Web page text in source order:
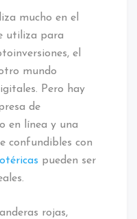
mucho en el
utiliza para
el
mundo
Pero hay
de
en línea y una
confundibles con
pueden ser
rojas,